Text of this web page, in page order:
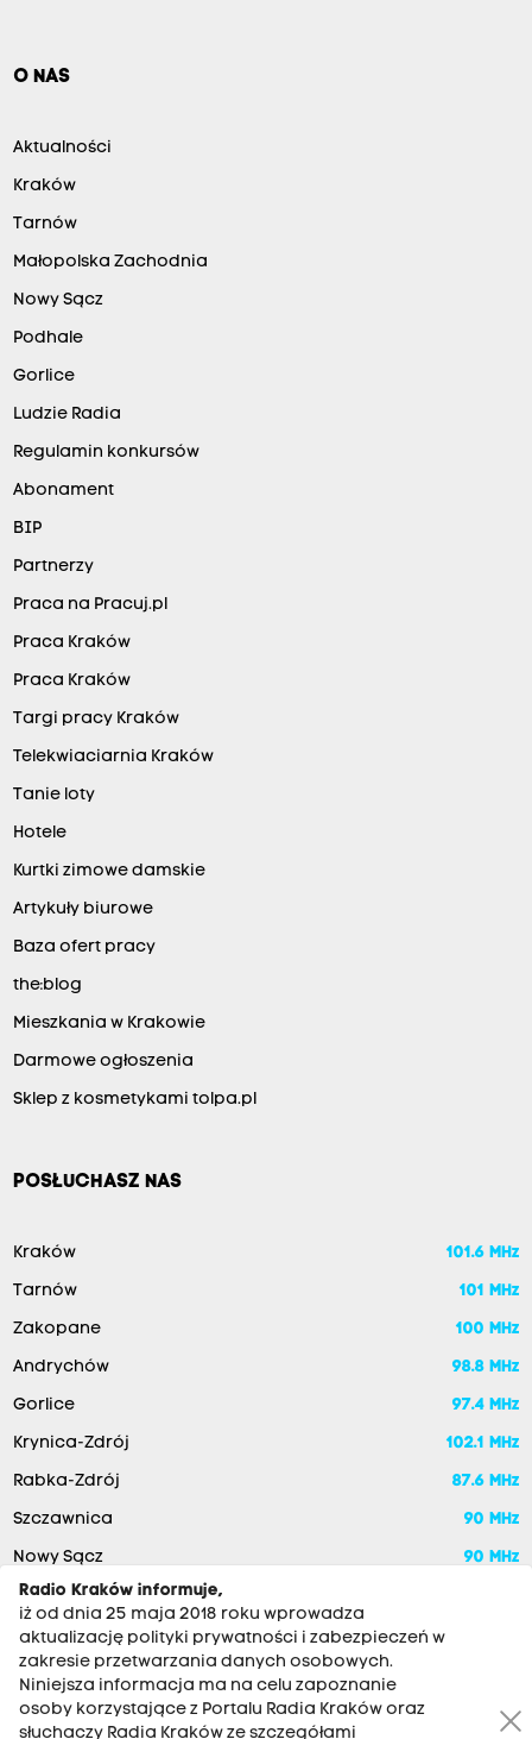
O NAS
Aktualności
Kraków
Tarnów
Małopolska Zachodnia
Nowy Sącz
Podhale
Gorlice
Ludzie Radia
Regulamin konkursów
Abonament
BIP
Partnerzy
Praca na Pracuj.pl
Praca Kraków
Praca Kraków
Targi pracy Kraków
Telekwiaciarnia Kraków
Tanie loty
Hotele
Kurtki zimowe damskie
Artykuły biurowe
Baza ofert pracy
the:blog
Mieszkania w Krakowie
Darmowe ogłoszenia
Sklep z kosmetykami tolpa.pl
POSŁUCHASZ NAS
Kraków 101.6 MHz
Tarnów 101 MHz
Zakopane 100 MHz
Andrychów 98.8 MHz
Gorlice 97.4 MHz
Krynica-Zdrój 102.1 MHz
Rabka-Zdrój 87.6 MHz
Szczawnica 90 MHz
Nowy Sącz
90 MHz
Radio Kraków informuje,
iż od dnia 25 maja 2018 roku wprowadza
aktualizację polityki prywatności i zabezpieczeń w
zakresie przetwarzania danych osobowych.
Niniejsza informacja ma na celu zapoznanie
osoby korzystające z Portalu Radia Kraków oraz
słuchaczy Radia Kraków ze szczegółami